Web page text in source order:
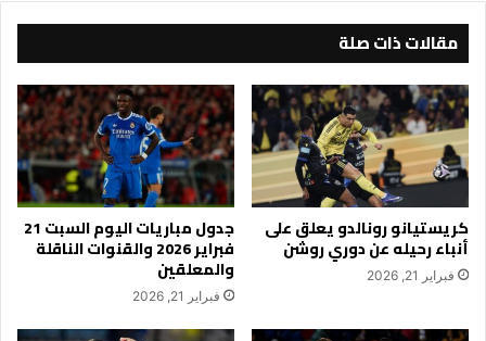
مقالات ذات صلة
كريستيانو رونالدو يعلق على
أنباء رحيله عن دوري روشن
فبراير 21, 2026
جدول مباريات اليوم السبت 21
فبراير 2026 والقنوات الناقلة
والمعلقين
فبراير 21, 2026